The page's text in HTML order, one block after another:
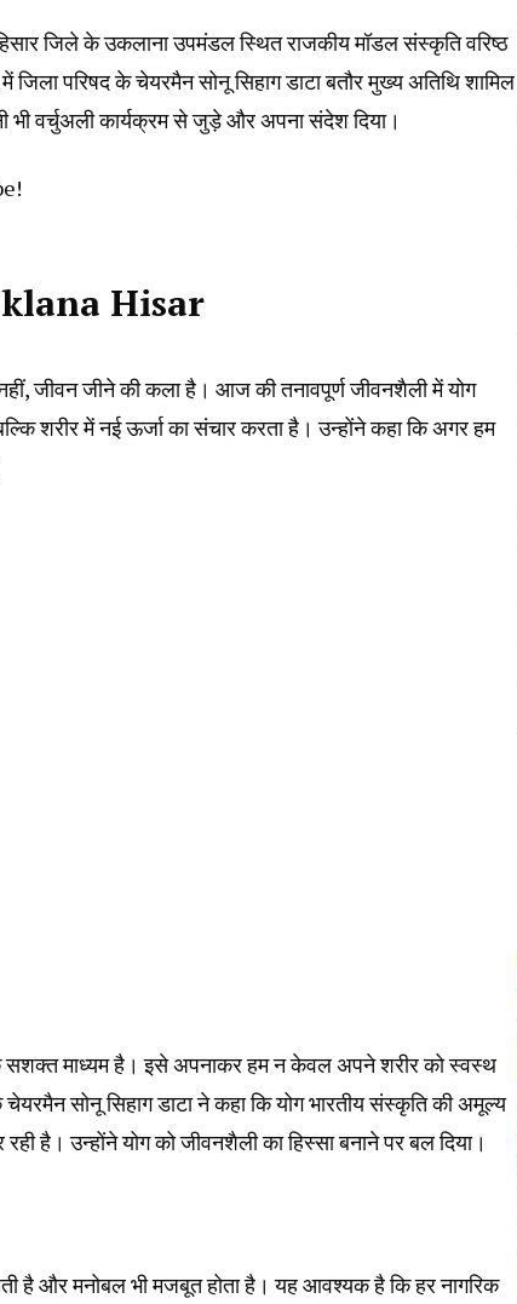
जिले के उकलाना उपमंडल स्थित राजकीय मॉडल संस्कृति वरिष्ठ
जिला परिषद के चेयरमैन सोनू सिहाग डाटा बतौर मुख्य अतिथि शामिल
भी वर्चुअली कार्यक्रम से जुड़े और अपना संदेश दिया।
Hisar
जीवन जीने की कला है। आज की तनावपूर्ण जीवनशैली में योग
शरीर में नई ऊर्जा का संचार करता है। उन्होंने कहा कि अगर हम
सशक्त माध्यम है। इसे अपनाकर हम न केवल अपने शरीर को स्वस्थ
सोनू सिहाग डाटा ने कहा कि योग भारतीय संस्कृति की अमूल्य
है। उन्होंने योग को जीवनशैली का हिस्सा बनाने पर बल दिया।
है और मनोबल भी मजबूत होता है। यह आवश्यक है कि हर नागरिक